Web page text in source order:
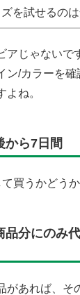
を試せるのは
アじゃないで
ン/カラーを確
ね。
から7日間
買うかどうか
品分にのみ
があれば、そ